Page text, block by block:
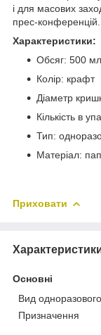
і для масових
прес-конференцій.
Характеристики:
Обсяг: 500 мл
Колір: крафт
Діаметр
Кількість в
Тип:
Матеріал:
Приховати
Основні
Вид
Призначення